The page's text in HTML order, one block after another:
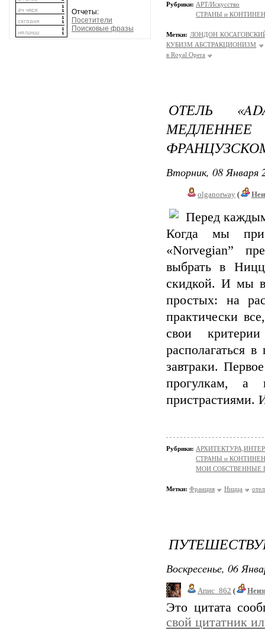
Отчеты:
Посетители
Поисковые фразы
Рубрики: АРТ/Искусство
СТРАНЫ и
Метки: ЛОНДОН
КУБИЗМ АБСТРАКЦИОНИЗМ
в Royal Opera
ОТЕЛЬ
Вторник, 08 Января
olganorway (
Перед
Когда мы
«Norvegian”
выбрать в
скидкой. И мы
простых: на
практически
свои
располагаться
завтраки.
прогулкам, а
пристрастиями.
Рубрики:
СТРАНЫ и
МОИ СОБСТВЕННЫЕ
Метки: Франция Ницца
Воскресенье, 06
Апис_862 (
Это цитата
свой цитатник